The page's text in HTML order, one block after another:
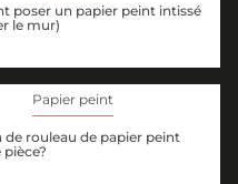
poser un papier peint intissé
le mur)
Papier peint
de rouleau de papier peint